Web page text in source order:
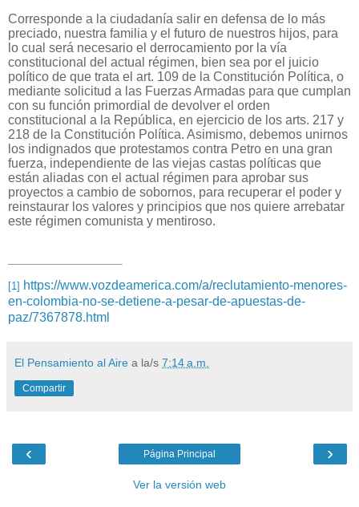
Corresponde a la ciudadanía salir en defensa de lo más
preciado, nuestra familia y el futuro de nuestros hijos, para
lo cual será necesario el derrocamiento por la vía
constitucional del actual régimen, bien sea por el juicio
político de que trata el art. 109 de la Constitución Política, o
mediante solicitud a las Fuerzas Armadas para que cumplan
con su función primordial de devolver el orden
constitucional a la República, en ejercicio de los arts. 217 y
218 de la Constitución Política. Asimismo, debemos unirnos
los indignados que protestamos contra Petro en una gran
fuerza, independiente de las viejas castas políticas que
están aliadas con el actual régimen para aprobar sus
proyectos a cambio de sobornos, para recuperar el poder y
reinstaurar los valores y principios que nos quiere arrebatar
este régimen comunista y mentiroso.
[1] https://www.vozdeamerica.com/a/reclutamiento-menores-
en-colombia-no-se-detiene-a-pesar-de-apuestas-de-
paz/7367878.html
El Pensamiento al Aire a la/s 7:14 a.m.
Compartir
‹ ›
Página Principal
Ver la versión web